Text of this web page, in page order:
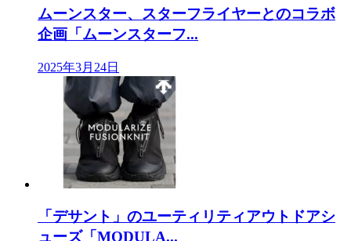
ムーンスター、スターフライヤーとのコラボ
企画「ムーンスターフ...
2025年3月24日
「デサント」のユーティリティアウトドアシ
ューズ「MODULA...